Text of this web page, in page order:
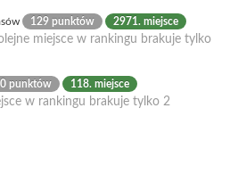
129 punktów 2971. miejsce
miejsce w rankingu brakuje tylko
0 punktów 118. miejsce
w rankingu brakuje tylko 2